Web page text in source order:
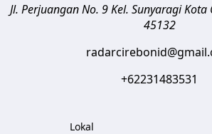
Jl. Perjuangan No. 9 Kel. SunyaragiKota
45132
+62231483531
Lokal